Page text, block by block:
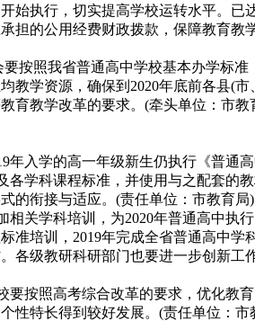
始执行，切实提高学校运转水平。
的公用经费财政拨款，保障教育
按照我省普通高中学校基本办学标
学资源，确保到2020年底前各县(
育教学改革的要求。(牵头单位：市
入学的高一年级新生仍执行《普通
各学科课程标准，并使用与之配套
的衔接与适应。(责任单位：市教育局)
关学科培训，为2020年普通高中执
准培训，2019年完成全省普通高中
各级教研科研部门也要进一步创新
按照高考综合改革的要求，优化教
性特长得到较好发展。(责任单位：市